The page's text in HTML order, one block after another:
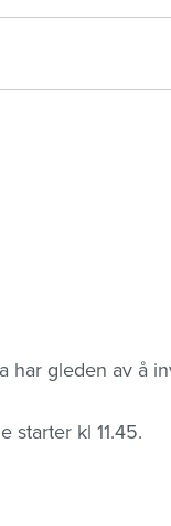
har gleden av å
starter kl 11.45.